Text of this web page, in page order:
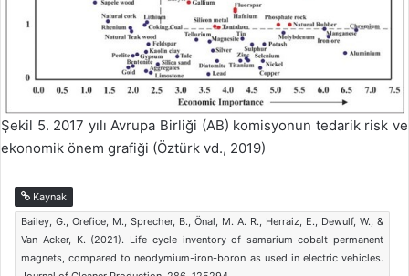
Şekil 5. 2017 yılı Avrupa Birliği (AB) komisyonun tedarik risk ve
ekonomik önem grafiği (Öztürk vd., 2019)
Kaynak
Bailey, G., Orefice, M., Sprecher, B., Önal, M. A. R., Herraiz, E., Dewulf, W., &
Van Acker, K. (2021). Life cycle inventory of samarium-cobalt permanent
magnets, compared to neodymium-iron-boron as used in electric vehicles.